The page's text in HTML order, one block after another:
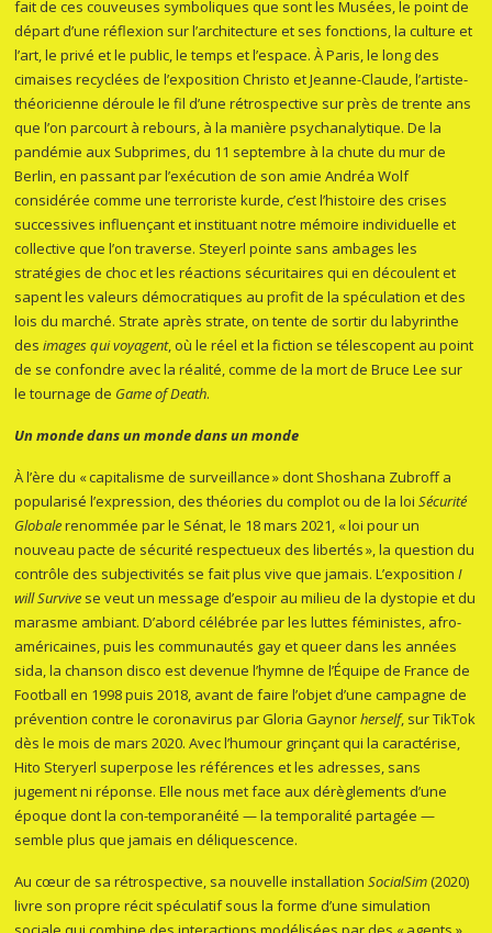
fait de ces couveuses symboliques que sont les Musées, le point de
départ d’une réflexion sur l’architecture et ses fonctions, la culture et
l’art, le privé et le public, le temps et l’espace. À Paris, le long des
cimaises recyclées de l’exposition Christo et Jeanne-Claude, l’artiste-
théoricienne déroule le fil d’une rétrospective sur près de trente ans
que l’on parcourt à rebours, à la manière psychanalytique. De la
pandémie aux Subprimes, du 11 septembre à la chute du mur de
Berlin, en passant par l’exécution de son amie Andréa Wolf
considérée comme une terroriste kurde, c’est l’histoire des crises
successives influençant et instituant notre mémoire individuelle et
collective que l’on traverse. Steyerl pointe sans ambages les
stratégies de choc et les réactions sécuritaires qui en découlent et
sapent les valeurs démocratiques au profit de la spéculation et des
lois du marché. Strate après strate, on tente de sortir du labyrinthe
desimages qui voyagent, où le réel et la fiction se télescopent au point
de se confondre avec la réalité, comme de la mort de Bruce Lee sur
le tournage de Game of Death.
Un monde dans un monde dans un monde
À l’ère du « capitalisme de surveillance » dont Shoshana Zubroff a
popularisé l’expression, des théories du complot ou de la loiSécurité
Globalerenommée par le Sénat, le 18 mars 2021, « loi pour un
nouveau pacte de sécurité respectueux des libertés », la question du
contrôle des subjectivités se fait plus vive que jamais. L’expositionI
will Survive se veut un message d’espoir au milieu de la dystopie et du
marasme ambiant. D’abord célébrée par les luttes féministes, afro-
américaines, puis les communautés gay et queer dans les années
sida, la chanson disco est devenue l’hymne de l’Équipe de France de
Football en 1998 puis 2018, avant de faire l’objet d’une campagne de
prévention contre le coronavirus par Gloria Gaynorherself, sur TikTok
dès le mois de mars 2020. Avec l’humour grinçant qui la caractérise,
Hito Steryerl superpose les références et les adresses, sans
jugement ni réponse. Elle nous met face aux dérèglements d’une
époque dont la con-temporanéité — la temporalité partagée —
semble plus que jamais en déliquescence.
Au cœur de sa rétrospective, sa nouvelle installationSocialSim (2020)
livre son propre récit spéculatif sous la forme d’une simulation